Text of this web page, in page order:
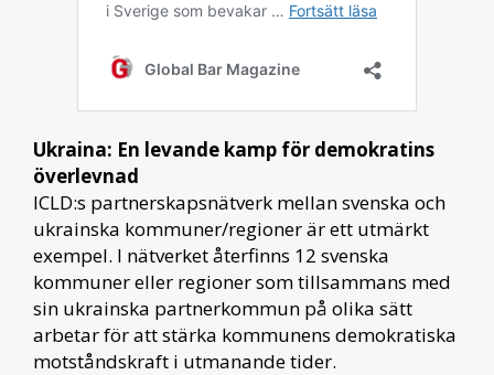
Ukraina: En levande kamp för demokratins
överlevnad
ICLD:s partnerskapsnätverk mellan svenska och
ukrainska kommuner/regioner är ett utmärkt
exempel. I nätverket återfinns 12 svenska
kommuner eller regioner som tillsammans med
sin ukrainska partnerkommun på olika sätt
arbetar för att stärka kommunens demokratiska
motståndskraft i utmanande tider.